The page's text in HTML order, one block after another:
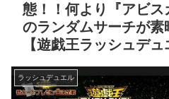
態！！何より『アビス
のランダムサーチが
【遊戯王ラッシュデュ
ラッシュデュエル